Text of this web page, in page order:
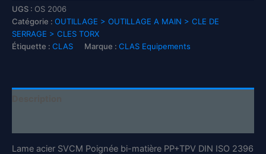
en
T
H8
x
200
et
-
UGS : OS 2006
Catégorie : OUTILLAGE > OUTILLAGE A MAIN > CLE DE
SERRAGE > CLES TORX
Étiquette : CLAS Marque : CLAS Equipements
Lame acier SVCM Poignée bi-matière PP+TPV DIN ISO 2396